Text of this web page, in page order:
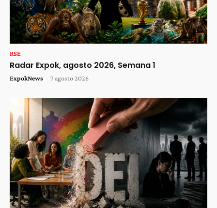
RSE
Radar Expok, agosto 2026, Semana 1
ExpokNews - 7 agosto 2026